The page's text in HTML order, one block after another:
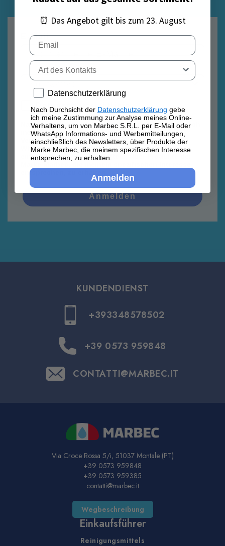
E-Mail
Datenschutzrichtlinie
Nach Durchsicht der Datenschutzerklärunggebe ich
meine Zustimmung zur Analyse meines Online-
Verhaltens, um von Marbec S.R.L. per E-Mail oder
WhatsApp Informations- und Werbemitteilungen,
einschließlich des Newsletters, über Produkte der
Marke Marbec, die meinem spezifischen Interesse
entsprechen, zu erhalten.
Anmelden
KUNDENDIENST
+393348578502
+39 0573 959848
CONTATTI@MARBEC.IT
Via Croce Rossa 5/i, 51037 Montale (PT)
+39 0573 959848
+39 0573 959385
contatti@marbec.it
Wegbeschreibung
Einkaufsführer
Reinigungsmittels
⏰ Das Angebot gilt bis zum 23. August
Email
Tipo di contatto
Privacy policy
Datenschutzerklärung
Nach Durchsicht der Datenschutzerklärung gebe
ich meine Zustimmung zur Analyse meines Online-
Verhaltens, um von Marbec S.R.L. per E-Mail oder
WhatsApp Informations- und Werbemitteilungen,
einschließlich des Newsletters, über Produkte der
Marke Marbec, die meinem spezifischen Interesse
entsprechen, zu erhalten.
Anmelden